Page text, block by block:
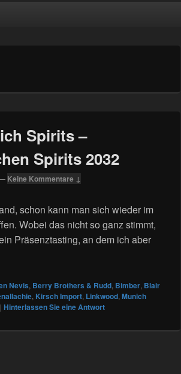
Spirits –
Spirits 2032
Keine Kommentare ↓
schon kann man sich wieder im
Wobei das nicht so ganz stimmt,
Präsenztasting, an dem ich aber
Spirits – Messenachlese München
Nevis, Berry Brothers & Rudd, Bimber, Blair
, Kirsch Import, Linkwood, Munich
| Hinterlassen Sie eine Antwort